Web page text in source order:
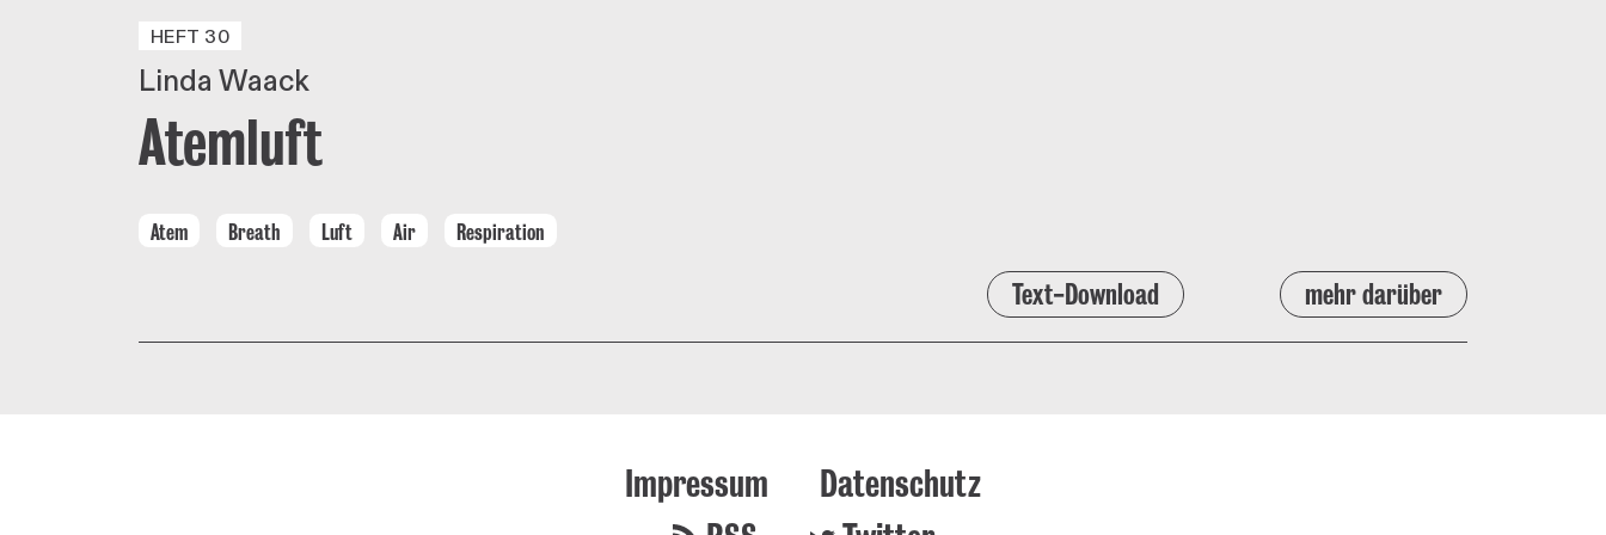
HEFT 30
Linda Waack
Atemluft
Atem Breath Luft Air Respiration
Text-Download mehr darüber
Impressum
Datenschutz